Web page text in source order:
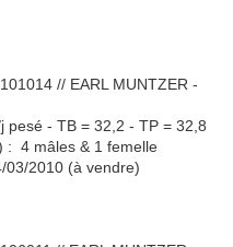
// EARL MUNTZER -
pesé - TB = 32,2 - TP = 32,8
: 4 mâles & 1 femelle
03/2010 (à vendre)